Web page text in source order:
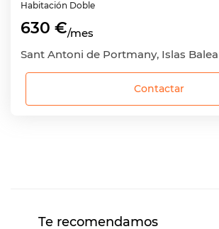
Habitación Doble
630 €/mes
Contactar
Te recomendamos